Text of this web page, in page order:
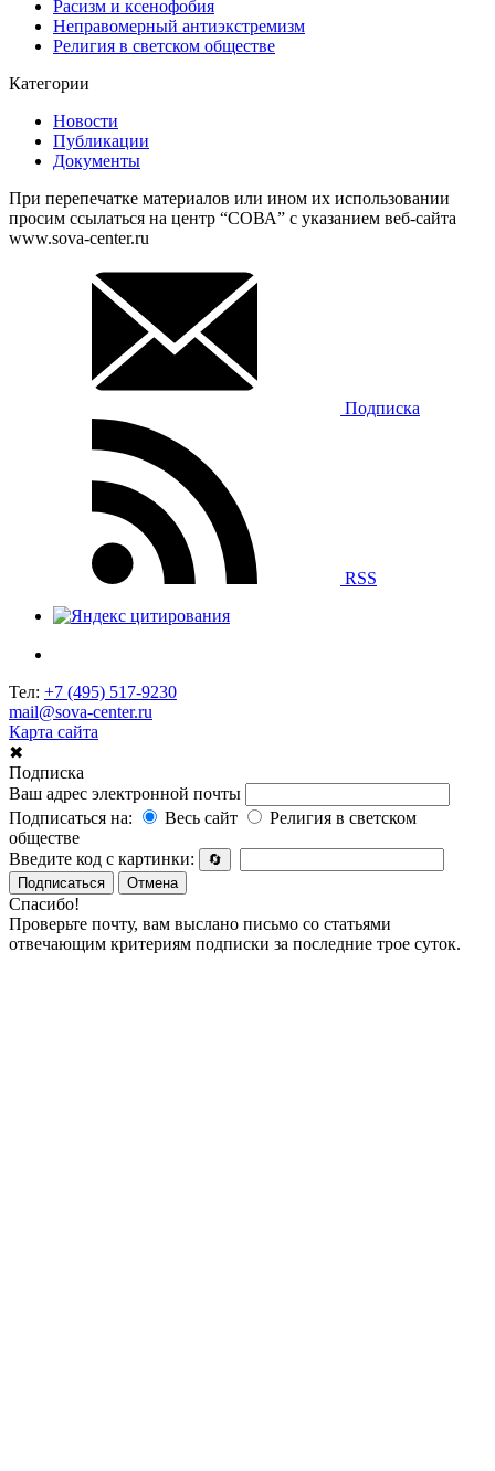
Расизм и ксенофобия
Неправомерный антиэкстремизм
Религия в светском обществе
Категории
Новости
Публикации
Документы
При перепечатке материалов или ином их использовании
просим ссылаться на центр “СОВА” с указанием веб-сайта
www.sova-center.ru
Подписка
RSS
Тел: +7 (495) 517-9230
mail@sova-center.ru
Карта сайта
✖
Подписка
Ваш адрес электронной почты
Подписаться на:
Весь сайт
Религия в светском
обществе
Введите код с картинки:
🔄
Подписаться
Отмена
Спасибо!
Проверьте почту, вам выслано письмо со статьями
отвечающим критериям подписки за последние трое суток.